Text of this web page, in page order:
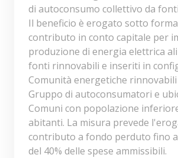
di autoconsumo collettivo da
Il beneficio è erogato sotto
contributo in conto capitale per
produzione di energia elettrica
fonti rinnovabili e inseriti in
Comunità energetiche rinnovabili
Gruppo di autoconsumatori e
Comuni con popolazione
abitanti. La misura prevede
contributo a fondo perduto fino
del 40% delle spese ammissibili.